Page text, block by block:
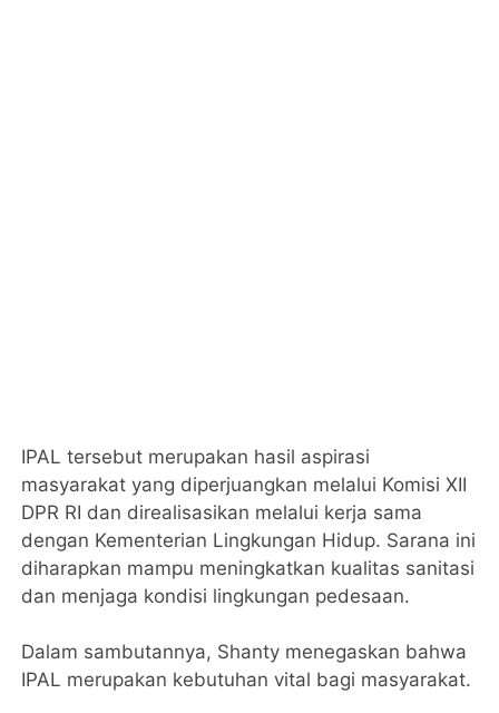
IPAL tersebut merupakan hasil aspirasi
masyarakat yang diperjuangkan melalui Komisi XII
DPR RI dan direalisasikan melalui kerja sama
dengan Kementerian Lingkungan Hidup. Sarana ini
diharapkan mampu meningkatkan kualitas sanitasi
dan menjaga kondisi lingkungan pedesaan.
Dalam sambutannya, Shanty menegaskan bahwa
IPAL merupakan kebutuhan vital bagi masyarakat.